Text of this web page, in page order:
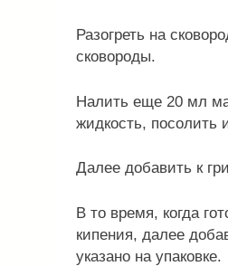
Разогреть на
сковороды.
Налить еще 20 мл
жидкость,
Далее добавить к
В то время, когда
кипения, далее
указано на упаковке.